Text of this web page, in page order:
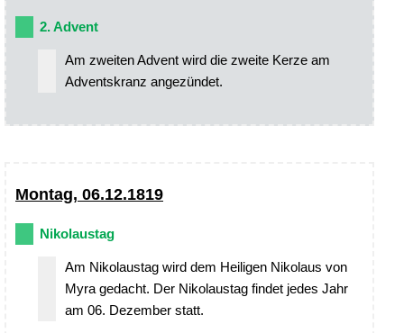
2. Advent
Am zweiten Advent wird die zweite Kerze am
Adventskranz angezündet.
Montag, 06.12.1819
Nikolaustag
Am Nikolaustag wird dem Heiligen Nikolaus von
Myra gedacht. Der Nikolaustag findet jedes Jahr
am 06. Dezember statt.